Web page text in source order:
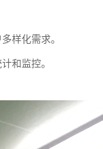
样化需求。
和监控。